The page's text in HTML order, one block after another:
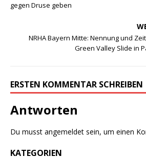
gegen Druse geben
NRHA Bayern Mitte: Nennung und
Green Valley Slide in
ERSTEN KOMMENTAR SCHREIBEN
Antworten
Du musst angemeldet sein, um einen
KATEGORIEN